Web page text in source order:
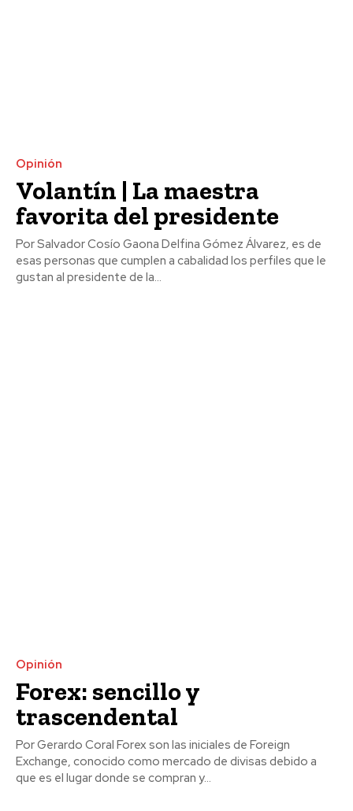
Opinión
Volantín | La maestra
favorita del presidente
Por Salvador Cosío Gaona Delfina Gómez Álvarez, es de
esas personas que cumplen a cabalidad los perfiles que le
gustan al presidente de la...
Opinión
Forex: sencillo y
trascendental
Por Gerardo Coral Forex son las iniciales de Foreign
Exchange, conocido como mercado de divisas debido a
que es el lugar donde se compran y...